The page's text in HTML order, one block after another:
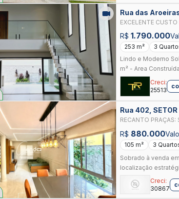
Rua das
EXCELENTE
R$ 1.790.000
253 m² 3
Lindo e Moderno
m² - Area
Creci:
25513
Rua 402, SETOR
RECANTO
NEGRÃO DE LIMA
R$ 880.000
105 m² 3
Sobrado à venda
localização
Creci:
30867